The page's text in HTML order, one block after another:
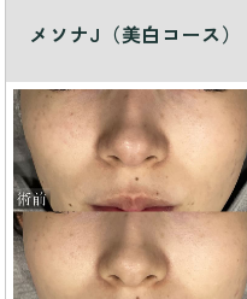
メソナJ（美白コース）